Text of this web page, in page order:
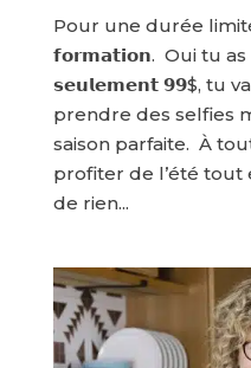
Pour une durée
𝗳𝗼𝗿𝗺𝗮𝘁𝗶𝗼𝗻. ​ Oui tu
𝘀𝗲𝘂𝗹𝗲𝗺𝗲𝗻𝘁 𝟵𝟵$, tu
prendre des selfies
saison parfaite. ​ À
profiter de l’été tout
de rien...